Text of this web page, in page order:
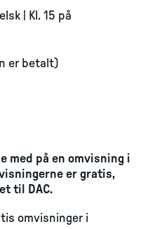
| Kl. 15 på
er betalt)
med på en omvisning i
er gratis,
til DAC.
omvisninger i